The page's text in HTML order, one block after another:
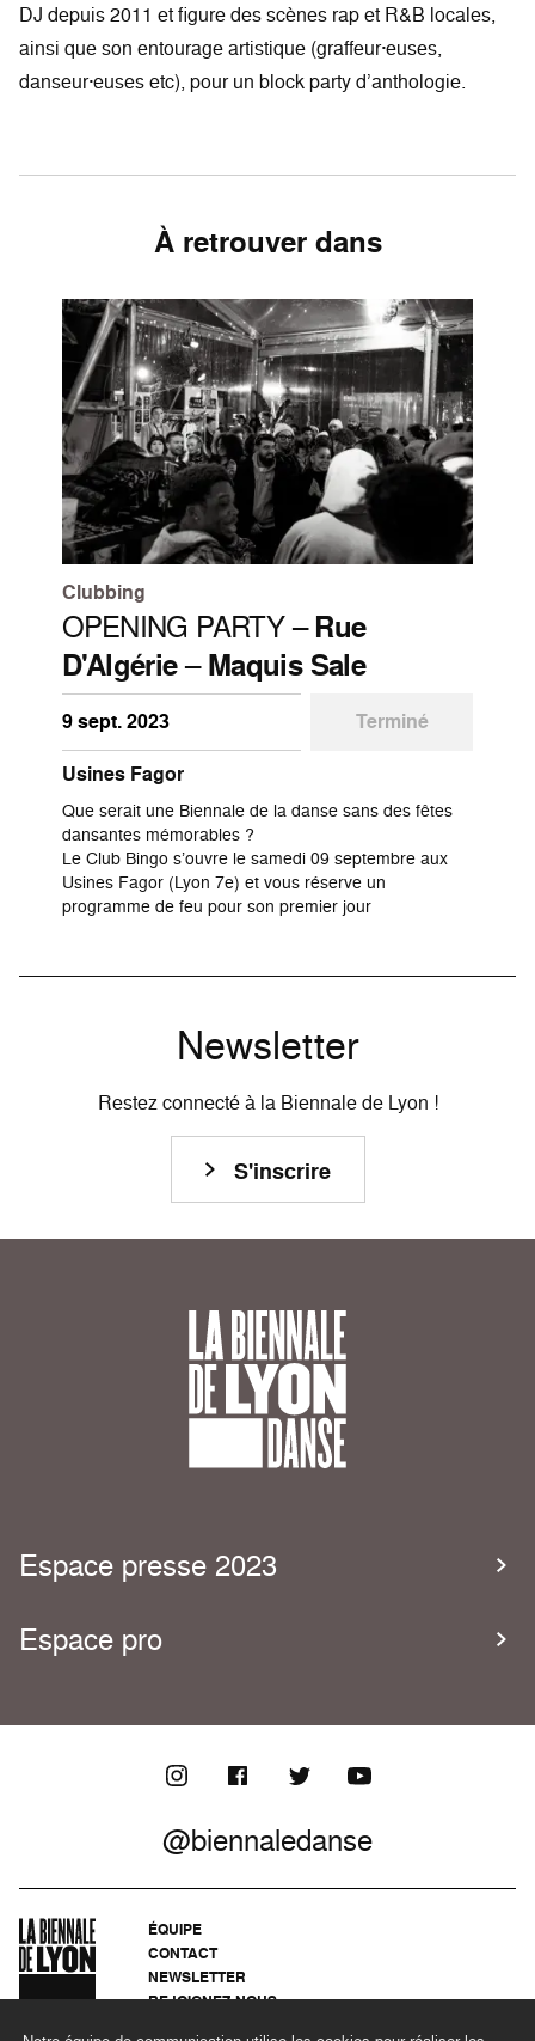
DJ depuis 2011 et figure des scènes rap et R&B locales,
ainsi que son entourage artistique (graffeur·euses,
danseur·euses etc), pour un block party d’anthologie.
À retrouver dans
Clubbing
OPENING PARTY –Rue
D'Algérie–Maquis Sale
9 sept. 2023
Terminé
Usines Fagor
Que serait une Biennale de la danse sans des fêtes
dansantes mémorables ?
Le Club Bingo s’ouvre le samedi 09 septembre aux
Usines Fagor (Lyon 7e) et vous réserve un
programme de feu pour son premier jour
Newsletter
Restez connecté à la Biennale de Lyon !
S'inscrire
Espace presse 2023
Espace pro
@biennaledanse
ÉQUIPE
CONTACT
NEWSLETTER
REJOIGNEZ-NOUS